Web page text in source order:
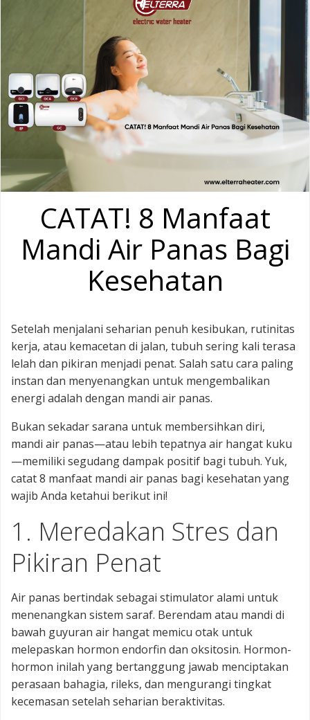
CATAT! 8 Manfaat
Mandi Air Panas Bagi
Kesehatan
Setelah menjalani seharian penuh kesibukan, rutinitas
kerja, atau kemacetan di jalan, tubuh sering kali terasa
lelah dan pikiran menjadi penat. Salah satu cara paling
instan dan menyenangkan untuk mengembalikan
energi adalah dengan mandi air panas.
Bukan sekadar sarana untuk membersihkan diri,
mandi air panas—atau lebih tepatnya air hangat kuku
—memiliki segudang dampak positif bagi tubuh. Yuk,
catat 8 manfaat mandi air panas bagi kesehatan yang
wajib Anda ketahui berikut ini!
1. Meredakan Stres dan
Pikiran Penat
Air panas bertindak sebagai stimulator alami untuk
menenangkan sistem saraf. Berendam atau mandi di
bawah guyuran air hangat memicu otak untuk
melepaskan hormon endorfin dan oksitosin. Hormon-
hormon inilah yang bertanggung jawab menciptakan
perasaan bahagia, rileks, dan mengurangi tingkat
kecemasan setelah seharian beraktivitas.